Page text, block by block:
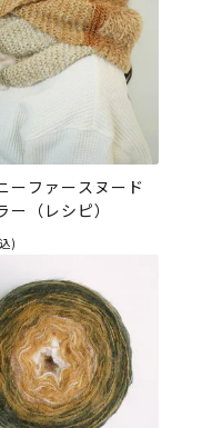
ーファースヌード
ー（レシピ）
)